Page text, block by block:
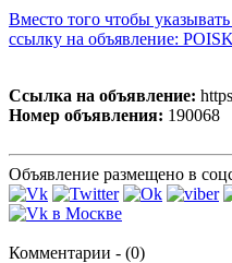
Вместо того чтобы
ссылку на объявление:
Ссылка на объявление:
Номер объявления: 190068
Объявление размещено в
Комментарии - (0)